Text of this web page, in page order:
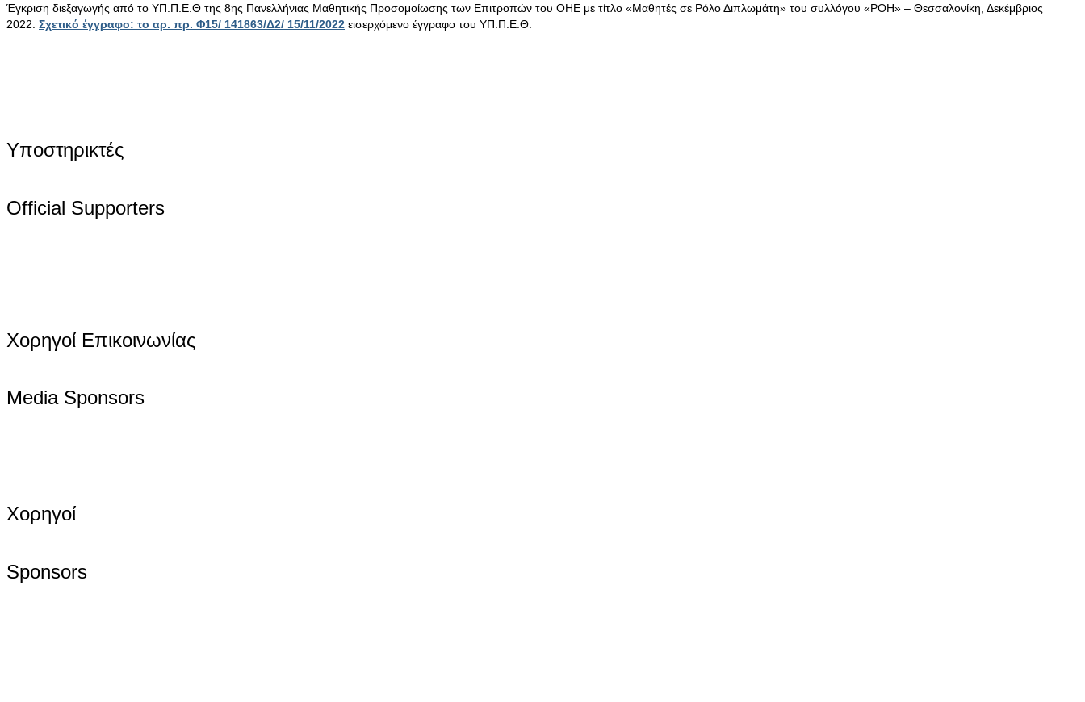
Έγκριση διεξαγωγής από το ΥΠ.Π.Ε.Θ της 8ης Πανελλήνιας Μαθητικής Προσομοίωσης των Επιτροπών του ΟΗΕ με τίτλο «Μαθητές σε Ρόλο Διπλωμάτη» του συλλόγου «ΡΟΗ» – Θεσσαλονίκη, Δεκέμβριος
2022. Σχετικό έγγραφο: το αρ. πρ. Φ15/ 141863/Δ2/ 15/11/2022 εισερχόμενο έγγραφο του ΥΠ.Π.Ε.Θ.
Υποστηρικτές
Official Supporters
Χορηγοί Επικοινωνίας
Media Sponsors
Χορηγοί
Sponsors